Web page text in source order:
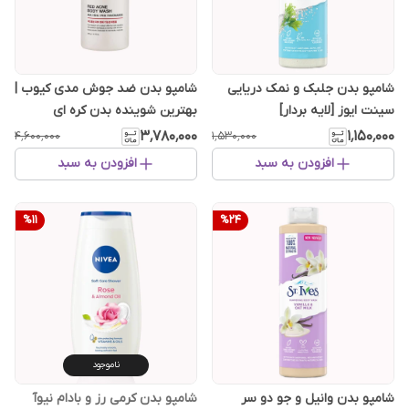
شامپو بدن جلبک و نمک دریایی
سینت ایوز [لایه بردار]
۱٬۱۵۰٬۰۰۰ ۱٬۵۳۰٬۰۰۰
افزودن به سبد
شامپو بدن ضد جوش مدی کیوب |
بهترین شوینده بدن کره ای
۳٬۷۸۰٬۰۰۰ ۴٬۶۰۰٬۰۰۰
افزودن به سبد
%24
شامپو بدن وانیل و جو دو سر
%11
ناموجود
شامپو بدن کرمی رز و بادام نیوآ